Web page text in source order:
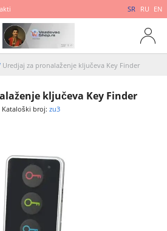
SR RU EN
Uredjaj za pronalaženje ključeva Key Finder
ključeva Key Finder
Kataloški broj: zu3